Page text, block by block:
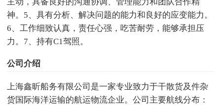
神。5、具有分析、解决问题的能力和良好的应变能力。
6、工作细致认真，责任心强，吃苦耐劳，能够承担压
力。7、持有C1驾照。
公司介绍
上海鑫昕船务有限公司是一家专业致力于干散货及件杂
货国际海洋运输的航运物流企业。公司主要航线分布：